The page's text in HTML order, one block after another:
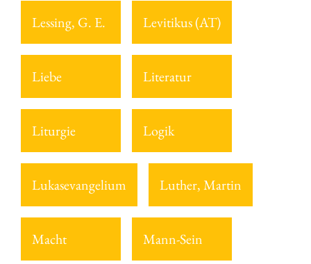
Lessing, G. E. Levitikus (AT)
Liebe Literatur
Liturgie Logik
Lukasevangelium Luther, Martin
Macht Mann-Sein